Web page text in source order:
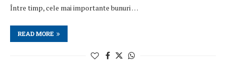
Între timp, cele mai importante bunuri …
READ MORE